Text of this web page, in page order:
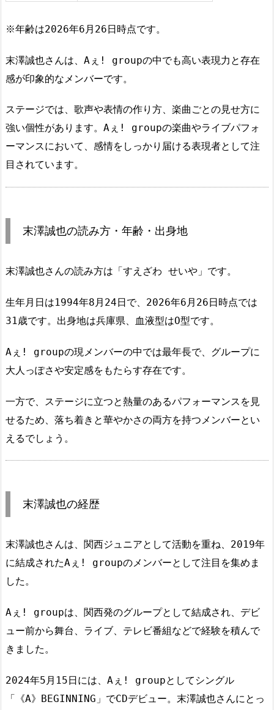
※年齢は2026年6月26日時点です。
末澤誠也さんは、Aぇ! groupの中でも高い表現力と存在
感が印象的なメンバーです。
ステージでは、歌声や表情の作り方、楽曲ごとの見せ方に
強い個性があります。Aぇ! groupの楽曲やライブパフォ
ーマンスにおいて、感情をしっかり届ける表現者として注
目されています。
末澤誠也の読み方・年齢・出身地
末澤誠也さんの読み方は「すえざわ せいや」です。
生年月日は1994年8月24日で、2026年6月26日時点では
31歳です。出身地は兵庫県、血液型はO型です。
Aぇ! groupの現メンバーの中では最年長で、グループに
大人っぽさや安定感をもたらす存在です。
一方で、ステージに立つと熱量のあるパフォーマンスを見
せるため、落ち着きと華やかさの両方を持つメンバーとい
えるでしょう。
末澤誠也の経歴
末澤誠也さんは、関西ジュニアとして活動を重ね、2019年
に結成されたAぇ! groupのメンバーとして注目を集めま
した。
Aぇ! groupは、関西発のグループとして結成され、デビ
ュー前から舞台、ライブ、テレビ番組などで経験を積んで
きました。
2024年5月15日には、Aぇ! groupとしてシングル
「《A》BEGINNING」でCDデビュー。末澤誠也さんにとっ